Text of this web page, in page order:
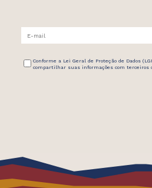
Conforme a Lei Geral de Proteção de Dados
compartilhar suas informações com terceiros